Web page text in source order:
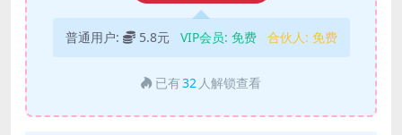
普通用户: 5.8元 VIP会员: 免费 合伙人: 免费
已有32 人解锁查看